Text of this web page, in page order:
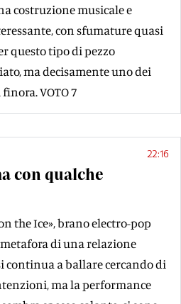
costruzione musicale e
con sfumature quasi
questo tipo di pezzo
ma decisamente uno dei
VOTO 7
22:16
con qualche
the Ice», brano electro-pop
di una relazione
continua a ballare cercando di
ma la performance